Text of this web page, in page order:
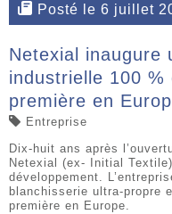
Posté le 6 juillet
Netexial inaugure
industrielle 100 %
première en
Entreprise
Dix-huit ans après
Netexial (ex- Initial
développement.
blanchisserie ultra-propre
première en Europe.